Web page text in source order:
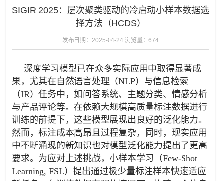
SIGIR 2025：层次聚类驱动的冷启动小样本数据选
择方法（HCDS）
发布日期：2025-04-24 浏览量： 674
深度学习模型已在众多实际应用中取得显著成
果，尤其在自然语言处理（NLP）与信息检索
（IR）任务中，如问答系统、主题分类、情感分析
与产品评论等。在依赖大规模高质量标注数据进行
训练的前提下，这些模型展现出良好的泛化能力。
然而，标注成本高昂且过程复杂，同时，现实应用
中不断涌现的新知识也对模型泛化能力提出了更高
要求。为应对上述挑战，小样本学习（Few-Shot
Learning, FSL）提出通过极少量标注样本快速适应